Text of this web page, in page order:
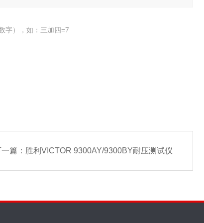
字），如：三加四=7
篇： 胜利VICTOR 9300AY/9300BY耐压测试仪